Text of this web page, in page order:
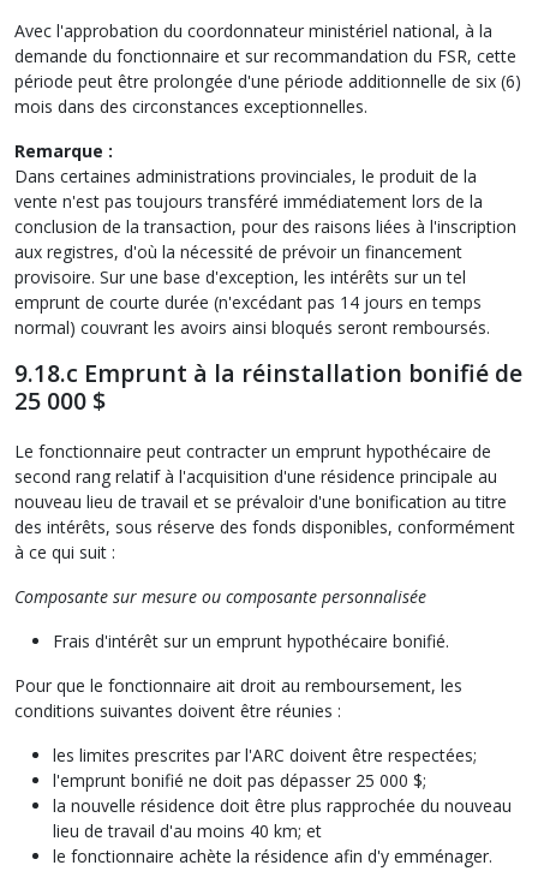
Avec l'approbation du coordonnateur ministériel national, à la
demande du fonctionnaire et sur recommandation du FSR, cette
période peut être prolongée d'une période additionnelle de six (6)
mois dans des circonstances exceptionnelles.
Remarque :
Dans certaines administrations provinciales, le produit de la
vente n'est pas toujours transféré immédiatement lors de la
conclusion de la transaction, pour des raisons liées à l'inscription
aux registres, d'où la nécessité de prévoir un financement
provisoire. Sur une base d'exception, les intérêts sur un tel
emprunt de courte durée (n'excédant pas 14 jours en temps
normal) couvrant les avoirs ainsi bloqués seront remboursés.
9.18.c Emprunt à la réinstallation bonifié de
25 000 $
Le fonctionnaire peut contracter un emprunt hypothécaire de
second rang relatif à l'acquisition d'une résidence principale au
nouveau lieu de travail et se prévaloir d'une bonification au titre
des intérêts, sous réserve des fonds disponibles, conformément
à ce qui suit :
Composante sur mesure ou composante personnalisée
Frais d'intérêt sur un emprunt hypothécaire bonifié.
Pour que le fonctionnaire ait droit au remboursement, les
conditions suivantes doivent être réunies :
les limites prescrites par l'ARC doivent être respectées;
l'emprunt bonifié ne doit pas dépasser 25 000 $;
la nouvelle résidence doit être plus rapprochée du nouveau
lieu de travail d'au moins 40 km; et
le fonctionnaire achète la résidence afin d'y emménager.